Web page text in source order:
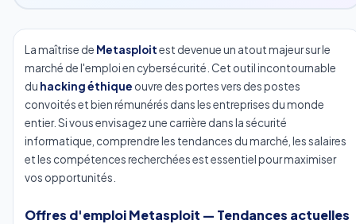
La maîtrise de Metasploitest devenue un atout majeur sur le
marché de l'emploi en cybersécurité. Cet outil incontournable
du hacking éthique ouvre des portes vers des postes
convoités et bien rémunérés dans les entreprises du monde
entier. Si vous envisagez une carrière dans la sécurité
informatique, comprendre les tendances du marché, les salaires
et les compétences recherchées est essentiel pour maximiser
vos opportunités.
Offres d'emploi Metasploit — Tendances actuelles